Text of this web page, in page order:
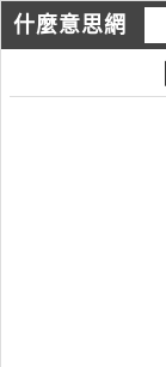
什麼意思網